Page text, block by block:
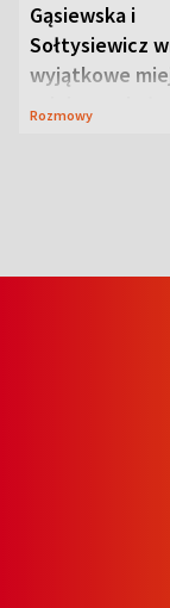
Gąsiewska i
Sołtysiewicz
wyjątkowe
szlaku czekał
Rozmowy